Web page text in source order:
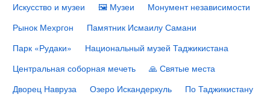
Искусство и музеи
🖼 Музеи
Монумент независимости
Рынок Мехргон
Памятник Исмаилу Самани
Парк «Рудаки»
Национальный музей Таджикистана
Центральная соборная мечеть
🙏 Святые места
Дворец Навруза
Озеро Искандеркуль
По Таджикистану